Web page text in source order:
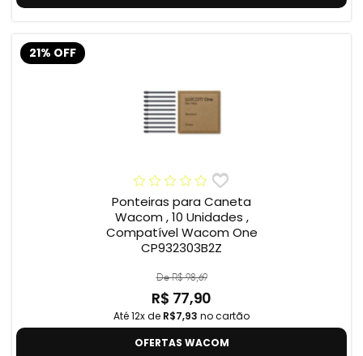
21% OFF
Ponteiras para Caneta
Wacom , 10 Unidades ,
Compatível Wacom One
CP932303B2Z
De R$ 98,69
R$ 77,90
Até 12x de R$7,93 no cartão
OFERTAS WACOM